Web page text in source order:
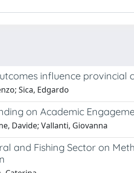
influence
Sica, Edgardo
on Academic
Davide; Vallanti, Giovanna
and Fishing Sector on